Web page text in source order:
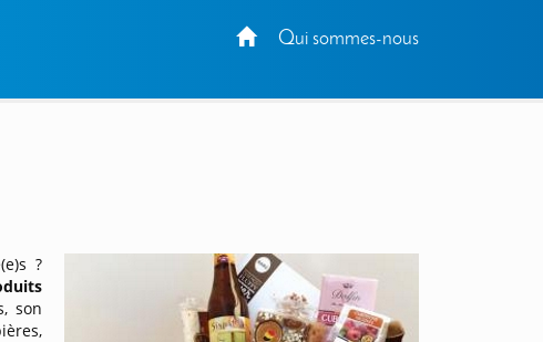
Qui sommes-nous
?
son